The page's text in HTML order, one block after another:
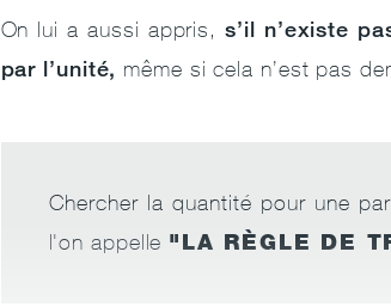
On lui a aussi appris,s’il n’existe
par l’unité, même si cela n’est pas
Chercher la quantité pour une
l'on appelle "LA RÈGLE DE